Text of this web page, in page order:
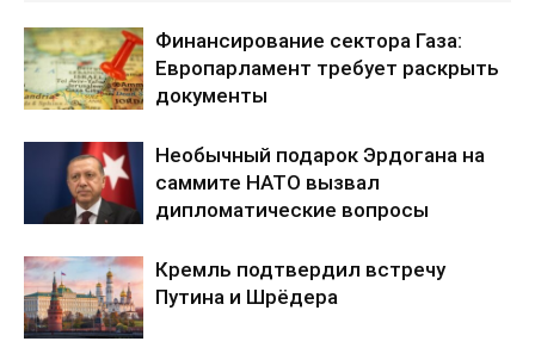
Финансирование сектора Газа:
Европарламент требует раскрыть
документы
Необычный подарок Эрдогана на
саммите НАТО вызвал
дипломатические вопросы
Кремль подтвердил встречу
Путина и Шрёдера